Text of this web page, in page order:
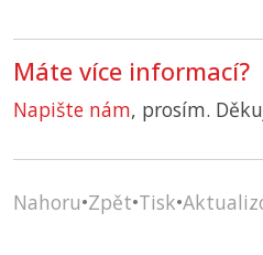
Máte více informací?
Napište nám, prosím.
Nahoru•Zpět•Tisk•